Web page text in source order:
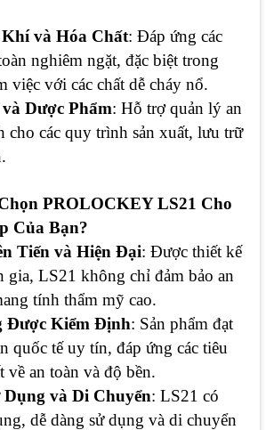
và Hóa Chất: Đáp ứng các
nghiêm ngặt, đặc biệt trong
việc với các chất dễ cháy nổ.
Dược Phẩm: Hỗ trợ quản lý an
cho các quy trình sản xuất, lưu trữ
PROLOCKEY LS21 Cho
Của Bạn?
Tiến và Hiện Đại: Được thiết kế
gia, LS21 không chỉ đảm bảo an
tính thẩm mỹ cao.
Được Kiểm Định: Sản phẩm đạt
quốc tế uy tín, đáp ứng các tiêu
về an toàn và độ bền.
Dụng và Di Chuyển: LS21 có
dễ dàng sử dụng và di chuyển